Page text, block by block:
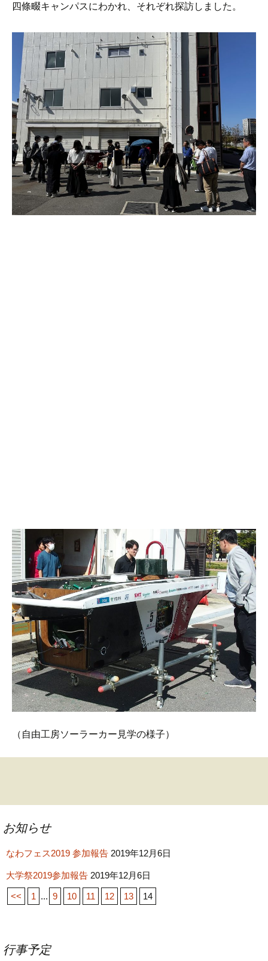
四條畷キャンパスにわかれ、それぞれ探訪しました。
（自由工房ソーラーカー見学の様子）
投
稿
ビ
ゲ
ー
ン
お知らせ
なわフェス2019 参加報告 2019年12月6日
大学祭2019参加報告 2019年12月6日
<< 1 ... 9 10 11 12 13 14
行事予定